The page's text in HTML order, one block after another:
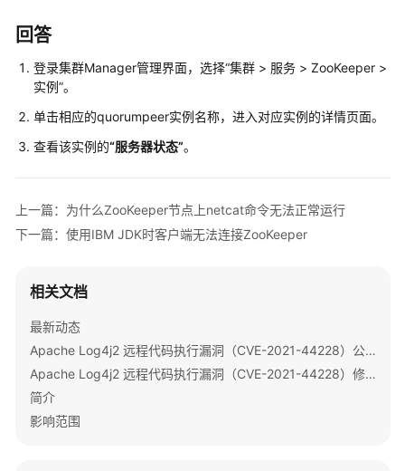
产
品
介
绍
计
费
快
门
用
户
指
南
组
回答
登录集群Manager管理界面，选择“集群 > 服务 > ZooKeeper >
实例”。
单击相应的quorumpeer实例名称，进入对应实例的详情页面。
查看该实例的“服务器状态”。
上一篇：为什么ZooKeeper节点上netcat命令无法正常运行
下一篇：使用IBM JDK时客户端无法连接ZooKeeper
相关文档
最新动态
Apache Log4j2 远程代码执行漏洞（CVE-2021-44228）公告
Apache Log4j2 远程代码执行漏洞（CVE-2021-44228）修复指导
简介
影响范围